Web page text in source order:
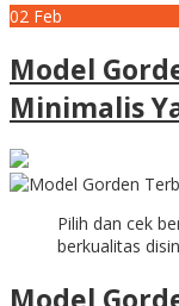
02 Feb
Model
Minimalis
Pilih dan cek
berkualitas